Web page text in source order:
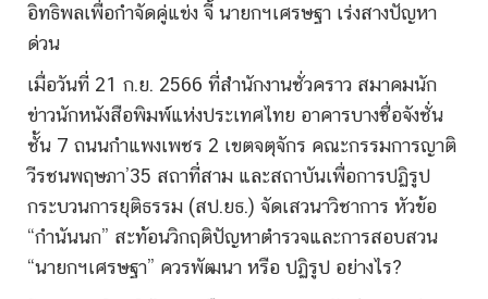
อิทธิพลเพื่อกำจัดคู่แข่ง จี้ นายกฯเศรษฐา เร่งสางปัญหา
ด่วน
เมื่อวันที่ 21 ก.ย. 2566 ที่สำนักงานชั่วคราว สมาคมนัก
ข่าวนักหนังสือพิมพ์แห่งประเทศไทย อาคารบางซื่อจังชั่น
ชั้น 7 ถนนกำแพงเพชร 2 เขตจตุจักร คณะกรรมการญาติ
วีรชนพฤษภา’35 สถาที่สาม และสถาบันเพื่อการปฏิรูป
กระบวนการยุติธรรม (สป.ยธ.) จัดเสวนาวิชาการ หัวข้อ
“กำนันนก” สะท้อนวิกฤติปัญหาตำรวจและการสอบสวน
“นายกฯเศรษฐา” ควรพัฒนา หรือ ปฏิรูป อย่างไร?